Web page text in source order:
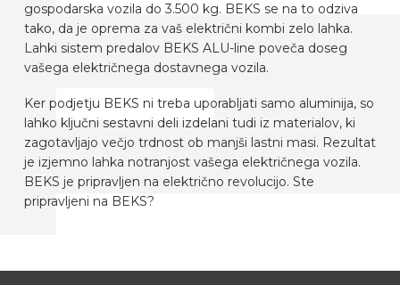
gospodarska vozila do 3.500 kg. BEKS se na to odziva
tako, da je oprema za vaš električni kombi zelo lahka.
Lahki sistem predalov BEKS ALU-line poveča doseg
vašega električnega dostavnega vozila.
Ker podjetju BEKS ni treba uporabljati samo aluminija, so
lahko ključni sestavni deli izdelani tudi iz materialov, ki
zagotavljajo večjo trdnost ob manjši lastni masi. Rezultat
je izjemno lahka notranjost vašega električnega vozila.
BEKS je pripravljen na električno revolucijo. Ste
pripravljeni na BEKS?